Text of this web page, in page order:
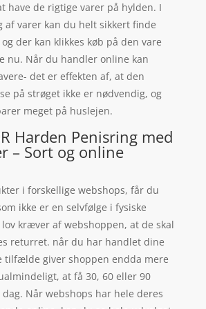
have de rigtige varer på hylden. I
af varer kan du helt sikkert finde
der kan klikkes køb på den vare
nu. Når du handler online kan
det er effekten af, at den
på strøget ikke er nødvendig, og
meget på huslejen.
Harden Penisring med
– Sort og online
i forskellige webshops, får du
ikke er en selvfølge i fysiske
kræver af webshoppen, at de skal
returret. når du har handlet dine
tilfælde giver shoppen endda mere
at få 30, 60 eller 90
Når webshops har hele deres